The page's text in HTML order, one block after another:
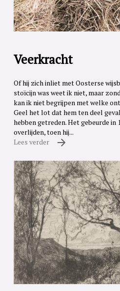
Veerkracht
Of hij zich inliet met Oosterse
stoïcijn was weet ik niet, maar
kan ik niet begrijpen met welke
Geel het lot dat hem ten deel
hebben getreden. Het gebeurde in
overlijden, toen hij...
Lees verder